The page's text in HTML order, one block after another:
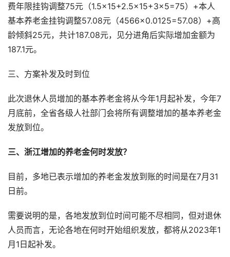
费年限挂钩调整75元（1.5×15+2.5×15+3×5=75）+本人
基本养老金挂钩调整57.08元（4566×0.0125=57.08）+高
龄倾斜25元，共计187.08元，见分进角后实际增加金额为
187.1元。
三、方案补发及时到位
此次退休人员增加的基本养老金将从今年1月起补发，今年7
月底前，全省各级人社部门会将所有调整增加的基本养老金
发放到位。
三、浙江增加的养老金何时发放？
目前，多地已表示增加的养老金发放到账的时间是在7月31
日前。
需要说明的是，各地发放到位时间可能不尽相同，但对退休
人员而言，无论各地在何时开始组织发放，都将从2023年1
月1日起补发。